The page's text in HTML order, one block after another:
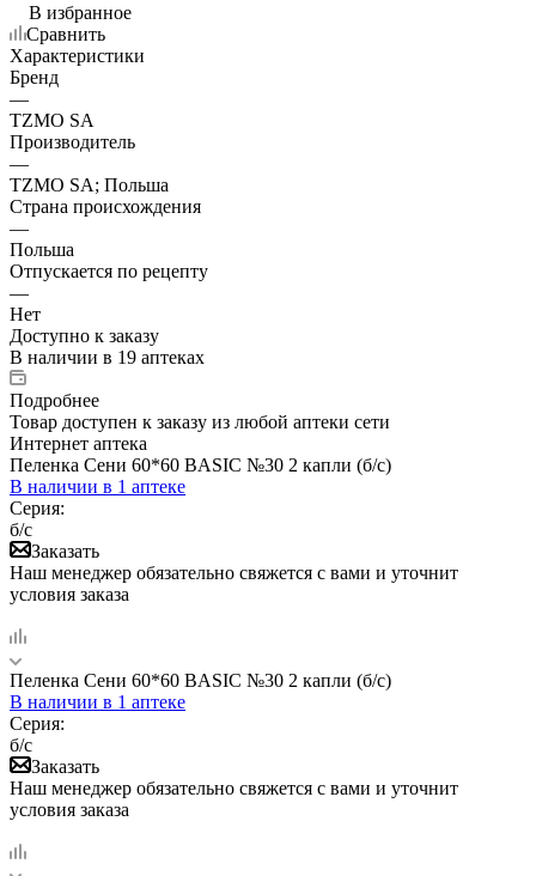
В избранное
Сравнить
Характеристики
Бренд
—
TZMO SA
Производитель
—
TZMO SA; Польша
Страна происхождения
—
Польша
Отпускается по рецепту
—
Нет
Доступно к заказу
В наличии в 19 аптеках
Подробнее
Товар доступен к заказу из любой аптеки сети
Интернет аптека
Пеленка Сени 60*60 BASIC №30 2 капли (б/с)
В наличии в 1 аптеке
Серия:
б/с
Заказать
Наш менеджер обязательно свяжется с вами и уточнит
условия заказа
Пеленка Сени 60*60 BASIC №30 2 капли (б/с)
В наличии в 1 аптеке
Серия:
б/с
Заказать
Наш менеджер обязательно свяжется с вами и уточнит
условия заказа